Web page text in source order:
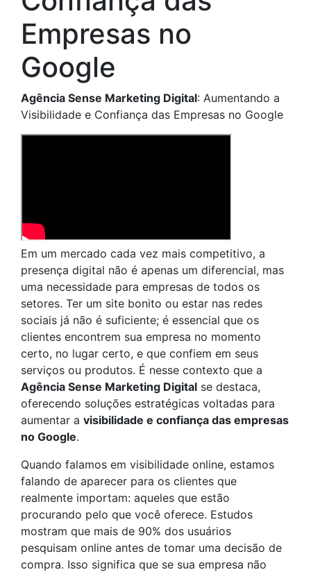
Empresas no
Google
Agência Sense Marketing Digital: Aumentando a
Visibilidade e Confiança das Empresas no Google
Em um mercado cada vez mais competitivo, a
presença digital não é apenas um diferencial, mas
uma necessidade para empresas de todos os
setores. Ter um site bonito ou estar nas redes
sociais já não é suficiente; é essencial que os
clientes encontrem sua empresa no momento
certo, no lugar certo, e que confiem em seus
serviços ou produtos. É nesse contexto que a
Agência Sense Marketing Digital se destaca,
oferecendo soluções estratégicas voltadas para
aumentar a visibilidade e confiança das empresas
no Google.
Quando falamos em visibilidade online, estamos
falando de aparecer para os clientes que
realmente importam: aqueles que estão
procurando pelo que você oferece. Estudos
mostram que mais de 90% dos usuários
pesquisam online antes de tomar uma decisão de
compra. Isso significa que se sua empresa não